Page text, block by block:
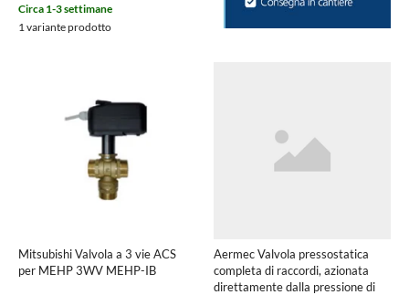
Circa 1-3 settimane
1 variante prodotto
Mitsubishi Valvola a 3 vie ACS
per MEHP 3WV MEHP-IB
Aermec Valvola pressostatica
completa di raccordi, azionata
direttamente dalla pressione di